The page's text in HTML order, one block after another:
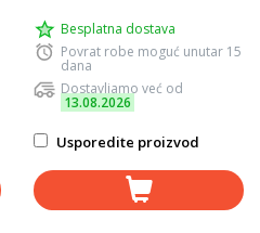
Besplatna dostava
Povrat robe moguć unutar 15
dana
Dostavljamo već od
13.08.2026
Usporedite proizvod